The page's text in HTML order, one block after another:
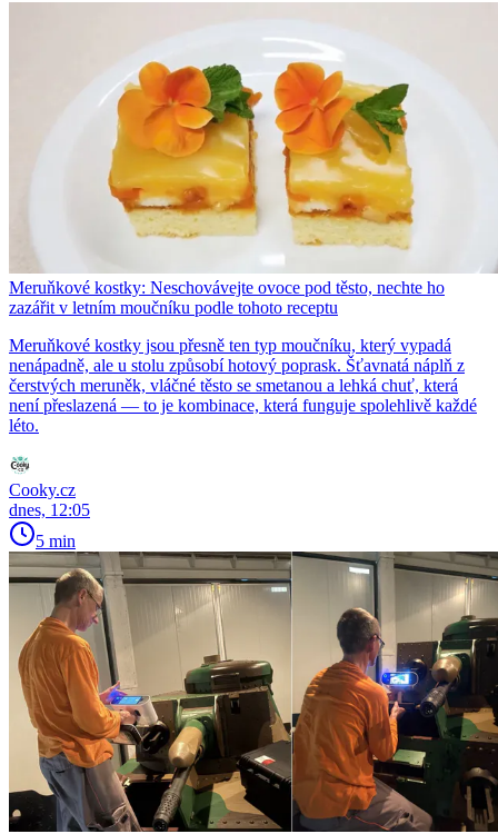
Meruňkové kostky: Neschovávejte ovoce pod těsto, nechte ho
zazářit v letním moučníku podle tohoto receptu
Meruňkové kostky jsou přesně ten typ moučníku, který vypadá
nenápadně, ale u stolu způsobí hotový poprask. Šťavnatá náplň z
čerstvých meruněk, vláčné těsto se smetanou a lehká chuť, která
není přeslazená — to je kombinace, která funguje spolehlivě každé
léto.
Cooky.cz
dnes, 12:05
5 min